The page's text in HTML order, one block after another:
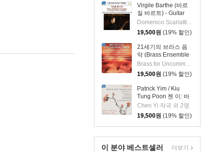
Virgile Barthe (바르
질 바르트) - Guitar
Recital (기타 리사이
틀)
Domenico Scarlatti 작곡 외 5명
19,500원 (19% 할인)
21세기의 브라스 음
악 (Brass Ensemble
Music - 21st Century)Brass for Uncommon Times 실내악
19,500원 (19% 할인)
Patrick Yim / Kiu
Tung Poon 첸 이: 바
이올린, 비올라, 피아
노 작품집 (Chen Yi:
Works For Violin,
Viola And Piano)
Chen Yi 작곡 외 2명
19,500원 (19% 할인)
이 분야 베스트셀러 더보기